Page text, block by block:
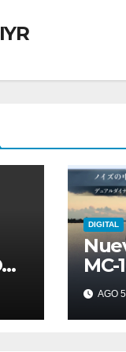
DIGITAL
MC-
AGO